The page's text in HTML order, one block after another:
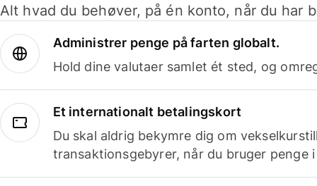
Alt hvad du behøver, på én konto, når du har
Administrer penge på farten globalt.
Hold dine valutaer samlet ét sted, og
Et internationalt betalingskort
Du skal aldrig bekymre dig om
transaktionsgebyrer, når du bruger penge